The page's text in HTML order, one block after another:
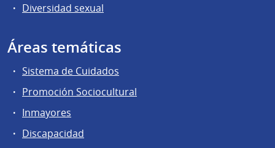
Diversidad sexual
Áreas temáticas
Sistema de Cuidados
Promoción Sociocultural
Inmayores
Discapacidad